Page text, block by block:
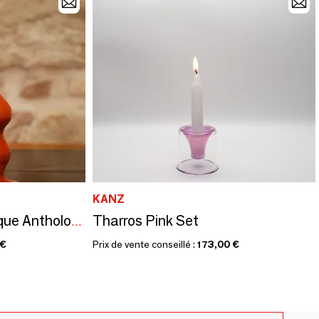
Chandelier en céramique Anthologist en argile rouge
KANZ
Tharros Pink Set
Prix de vente conseillé : 173,00 €